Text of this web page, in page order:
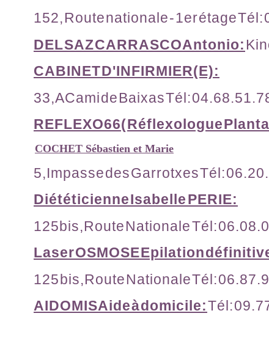
152, Route nationale - 1er étage
DEL SAZ CARRASCO Antonio:
CABINET D'INFIRMIER(E):
33,A Cami de Baixas Tél:
REFLEXO66( Réflexologue
COCHET Sébastien et Marie
5,Impasse des Garrotxes Tél:
Diététicienne Isabelle PERIE:
125bis,Route Nationale Tél:
Laser OSMOSE Epilation
125 bis,Route Nationale Tél:
AIDOMIS Aide à domicile:Tél: